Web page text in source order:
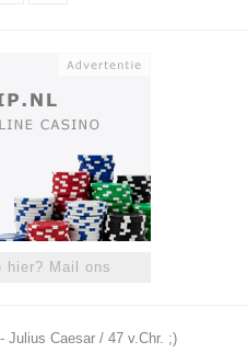
hier? Mail ons
Caesar / 47 v.Chr. ;)